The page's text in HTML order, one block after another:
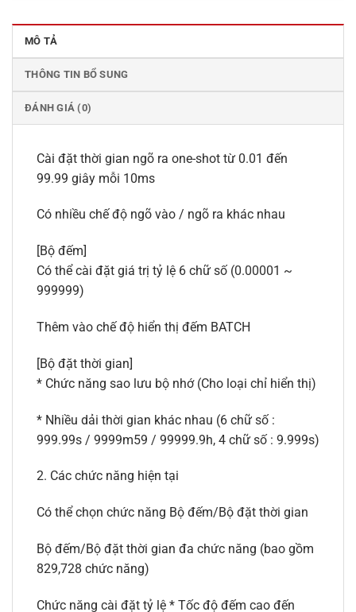
MÔ TẢ
THÔNG TIN BỔ SUNG
ĐÁNH GIÁ (0)
Cài đặt thời gian ngõ ra one-shot từ 0.01 đến
99.99 giây mỗi 10ms
Có nhiều chế độ ngõ vào / ngõ ra khác nhau
[Bộ đếm]
Có thể cài đặt giá trị tỷ lệ 6 chữ số (0.00001 ~
999999)
Thêm vào chế độ hiển thị đếm BATCH
[Bộ đặt thời gian]
* Chức năng sao lưu bộ nhớ (Cho loại chỉ hiển thị)
* Nhiều dải thời gian khác nhau (6 chữ số :
999.99s / 9999m59 / 99999.9h, 4 chữ số : 9.999s)
2. Các chức năng hiện tại
Có thể chọn chức năng Bộ đếm/Bộ đặt thời gian
Bộ đếm/Bộ đặt thời gian đa chức năng (bao gồm
829,728 chức năng)
Chức năng cài đặt tỷ lệ * Tốc độ đếm cao đến